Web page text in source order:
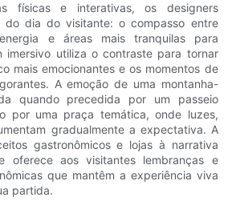
físicas e interativas, os designers
do dia do visitante: o compasso entre
e áreas mais tranquilas para
imersivo utiliza o contraste para tornar
mais emocionantes e os momentos de
A emoção de uma montanha-
quando precedida por um passeio
por uma praça temática, onde luzes,
gradualmente a expectativa. A
gastronômicos e lojas à narrativa
oferece aos visitantes lembranças e
que mantêm a experiência viva
partida.